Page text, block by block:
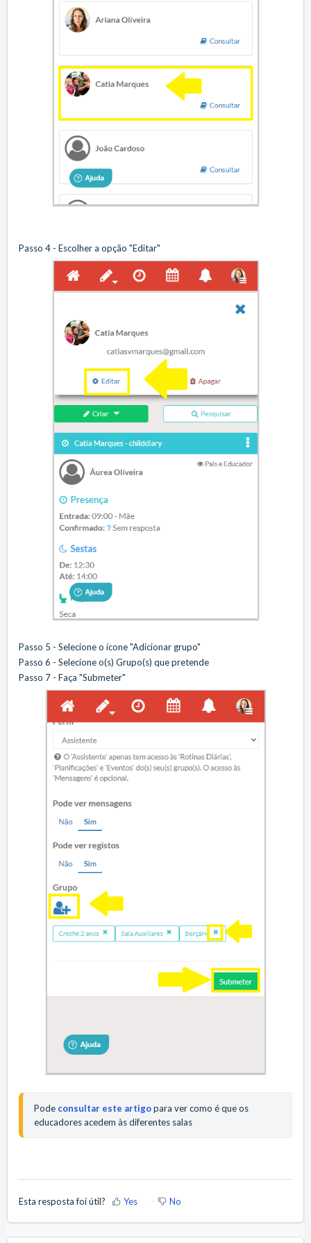
Passo 4 - Escolher a opção "Editar"
Passo 5 - Selecione o ícone "Adicionar grupo"
Passo 6 - Selecione o(s) Grupo(s) que pretende
Passo 7 - Faça "Submeter"
Pode consultar este artigo para ver como é que os
educadores acedem às diferentes salas
Esta resposta foi útil? Yes No